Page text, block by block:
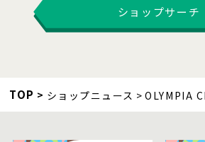
ショップサーチ
TOP ショップニュース OLYMPIA